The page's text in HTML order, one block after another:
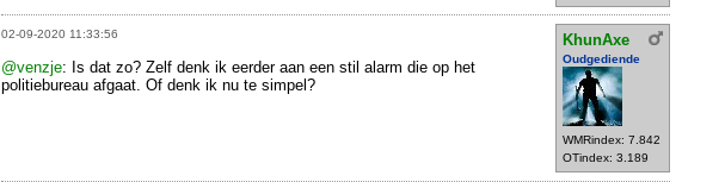
02-09-2020 11:33:56 KhunAxe
Oudgediende
WMRindex: 7.842
OTindex: 3.189
@venzje: Is dat zo? Zelf denk ik eerder aan een stil alarm die op het
politiebureau afgaat. Of denk ik nu te simpel?